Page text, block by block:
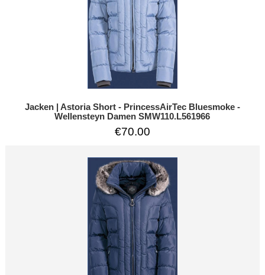
Jacken | Astoria Short - PrincessAirTec Bluesmoke -
Wellensteyn Damen SMW110.L561966
€70.00